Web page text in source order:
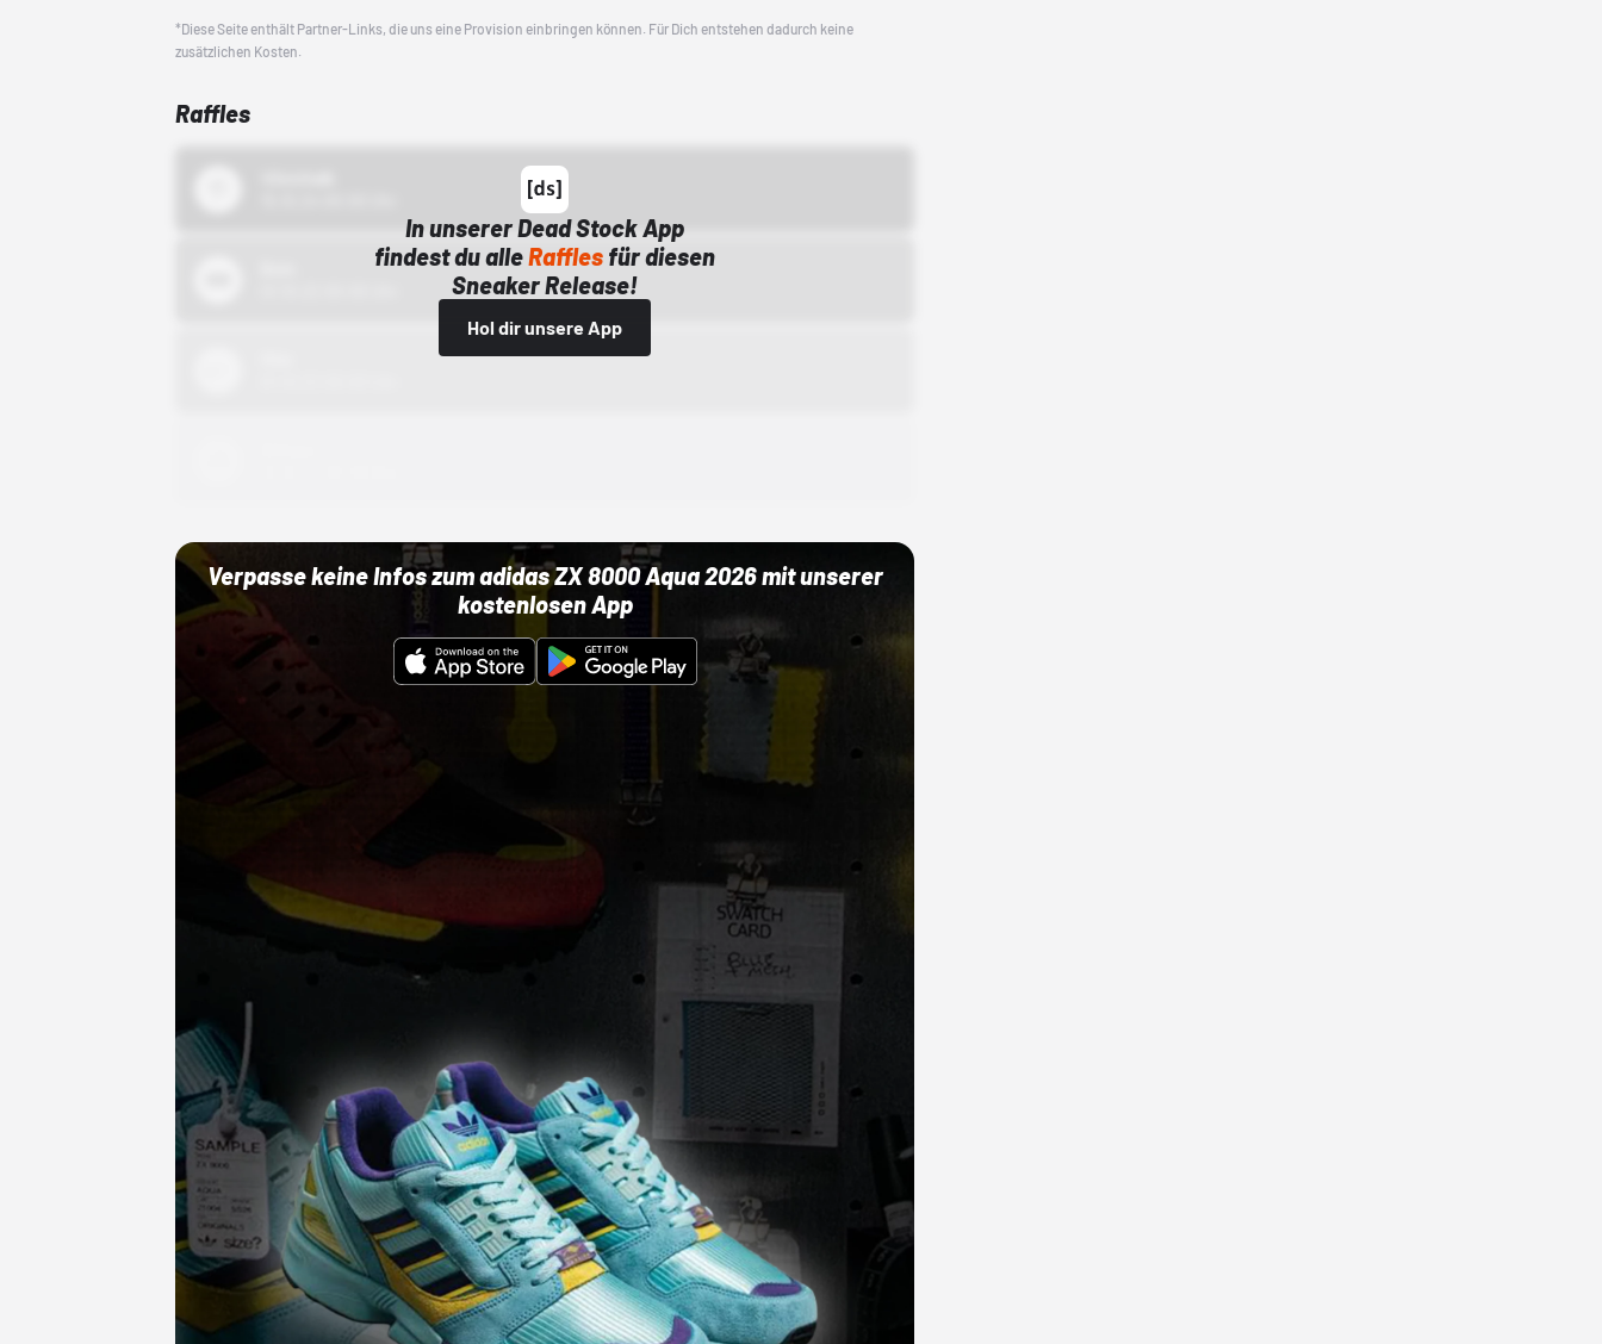
*Diese Seite enthält Partner-Links, die uns eine Provision einbringen können. Für Dich entstehen dadurch keine
zusätzlichen Kosten.
Raffles
In unserer Dead Stock App
findest du alleRaffles für diesen
Sneaker Release!
Hol dir unsere App
Verpasse keine Infos zum adidas ZX 8000 Aqua 2026 mit unserer
kostenlosen App